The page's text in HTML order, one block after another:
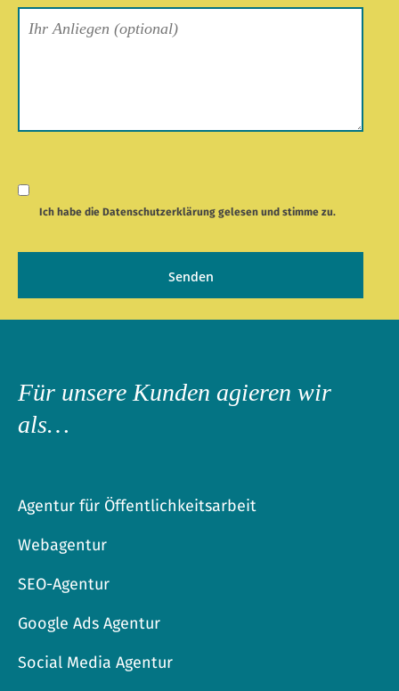
Ich habe dieDatenschutzerklärung gelesen und stimme zu.
Für unsere Kunden agieren wir
als…
Agentur für Öffentlichkeitsarbeit
Webagentur
SEO-Agentur
Google Ads Agentur
Social Media Agentur